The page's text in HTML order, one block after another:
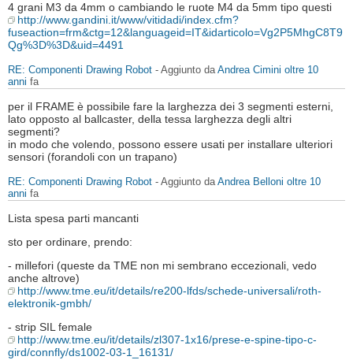
4 grani M3 da 4mm o cambiando le ruote M4 da 5mm tipo questi
http://www.gandini.it/www/vitidadi/index.cfm?
fuseaction=frm&ctg=12&languageid=IT&idarticolo=Vg2P5MhgC8T9
Qg%3D%3D&uid=4491
RE: Componenti Drawing Robot - Aggiunto daAndrea Cimini oltre 10
anni fa
per il FRAME è possibile fare la larghezza dei 3 segmenti esterni,
lato opposto al ballcaster, della tessa larghezza degli altri
segmenti?
in modo che volendo, possono essere usati per installare ulteriori
sensori (forandoli con un trapano)
RE: Componenti Drawing Robot - Aggiunto daAndrea Belloni oltre 10
anni fa
Lista spesa parti mancanti
sto per ordinare, prendo:
- millefori (queste da TME non mi sembrano eccezionali, vedo
anche altrove)
http://www.tme.eu/it/details/re200-lfds/schede-universali/roth-
elektronik-gmbh/
- strip SIL female
http://www.tme.eu/it/details/zl307-1x16/prese-e-spine-tipo-c-
gird/connfly/ds1002-03-1_16131/